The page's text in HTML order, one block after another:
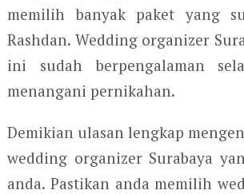
memilih banyak paket yang
Rashdan. Wedding organizer
ini sudah berpengalaman
menangani pernikahan.
Demikian ulasan lengkap
wedding organizer Surabaya
anda. Pastikan anda memilih